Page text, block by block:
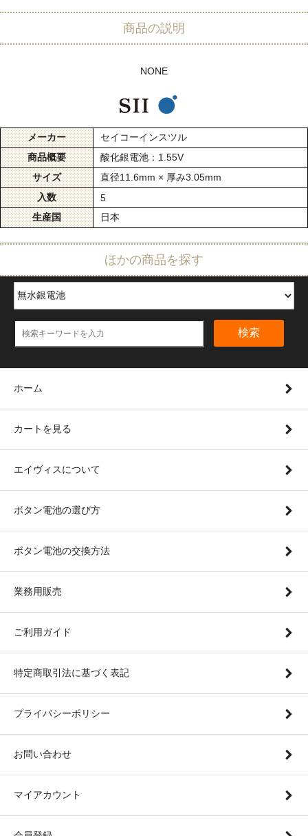
商品の説明
NONE
メーカー
セイコーインスツル
商品概要
酸化銀電池：1.55V
サイズ
直径11.6mm × 厚み3.05mm
入数
5
生産国
日本
ほかの商品を探す
検索
ホーム
カートを見る
エイヴィスについて
ボタン電池の選び方
ボタン電池の交換方法
業務用販売
ご利用ガイド
特定商取引法に基づく表記
プライバシーポリシー
お問い合わせ
マイアカウント